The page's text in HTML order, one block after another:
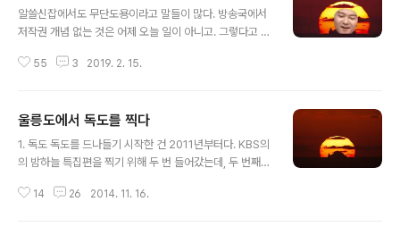
알쓸신잡에서도 무단도용이라고 말들이 많다. 방송국에서
저작권 개념 없는 것은 어제 오늘 일이 아니고. 그렇다고 나
들겨맞는 느낌도 없지않다. 이쯤에서 내 독도 영상을 무단
시 앞으로도 보시면 신고해주세요. tvN 수요미식회MBC
마이리틀텔레비전SBS 런닝맨SBS 불타는 청춘MBC 리
얼스토리눈MBN 알토란채널A 뉴스톱텐tvN 어쩌다 어른
을 무단도용한 적이 있다. 합의 과정에서 계약서를 보내왔
55 3 2019. 2. 15.
울릉도에서 독도를 찍다
1. 독도 독도를 드나들기 시작한 건 2011년부터다. KBS의
의 밤하늘 특집편을 찍기 위해 두 번 들어갔는데, 두 번째는
멘터리 촬영을 위해 들락거렸는데, 여름에 모기와 일명 '깔
14 26 2014. 11. 16.